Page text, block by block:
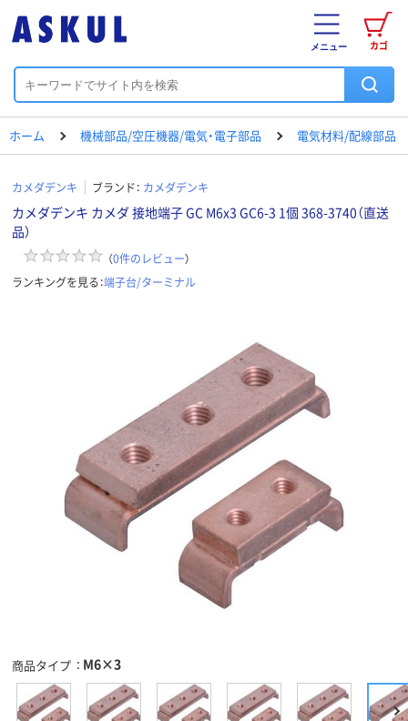
カゴ
メニュー
ホーム 機械部品/空圧機器/電気・電子部品 電気材料/配線部品
カメダデンキ ブランド： カメダデンキ
カメダデンキ カメダ 接地端子 GC M6x3 GC6-3 1個 368-3740（直送
品）
（0件のレビュー）
ランキングを見る：端子台/ターミナル
商品タイプ M6×3